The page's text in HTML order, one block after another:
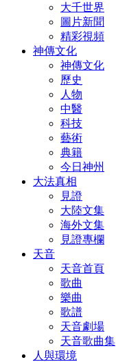
大千世界
圖片新聞
精彩視頻
神傳文化
神傳文化
歷史
人物
中醫
科技
藝術
典籍
今日神州
大法真相
見證
大陸文集
海外文集
見證專欄
天音
天音首頁
歌曲
樂曲
歌譜
天音劇場
天音歌曲集
人與環境